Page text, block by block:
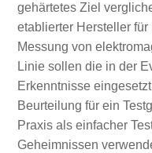
gehärtetes Ziel
etablierter Hersteller
Messung von
Linie sollen die in der
Erkenntnisse
Beurteilung für ein
Praxis als einfacher
Geheimnissen